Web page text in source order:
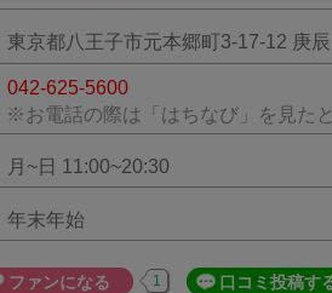
東京都八王子市元本郷町3-17-12 庚
042-625-5600
※お電話の際は「はちなび」を見た
月~日 11:00~20:30
年末年始
ファンになる 1 口コミ投稿す